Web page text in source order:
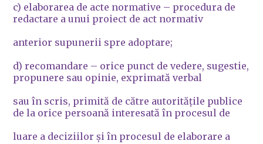
c) elaborarea de acte normative – procedura de
redactare a unui proiect de act normativ
anterior supunerii spre adoptare;
d) recomandare – orice punct de vedere, sugestie,
propunere sau opinie, exprimată verbal
sau în scris, primită de către autorităţile publice
de la orice persoană interesată în procesul de
luare a deciziilor şi în procesul de elaborare a